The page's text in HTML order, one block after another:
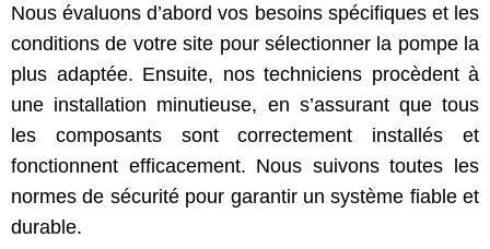
Nous évaluons d’abord vos besoins spécifiques et les
conditions de votre site pour sélectionner la pompe la
plus adaptée. Ensuite, nos techniciens procèdent à
une installation minutieuse, en s’assurant que tous
les composants sont correctement installés et
fonctionnent efficacement. Nous suivons toutes les
normes de sécurité pour garantir un système fiable et
durable.